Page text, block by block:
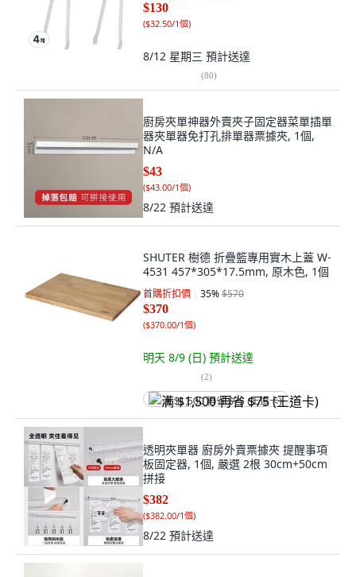
$130
($32.50/1個)
8/12 星期三 預計送達
(80)
廚房夾單神器外賣夾子固定器菜單插單
器夾單器免打孔排單器票據夾, 1個,
N/A
$43
($43.00/1個)
8/22 預計送達
SHUTER 樹德 折疊籃專用實木上蓋 W-
4531 457*305*17.5mm, 原木色, 1個
首購折扣價 35%$570
$370
($370.00/1個)
明天 8/9 (日) 預計送達
(2)
满 $1,500 再省 $75 (王道卡)
透明夾單器 廚房外賣票據夾 提醒事項
板固定器, 1個, 嚴選 2根 30cm+50cm
拼接
$382
($382.00/1個)
8/22 預計送達